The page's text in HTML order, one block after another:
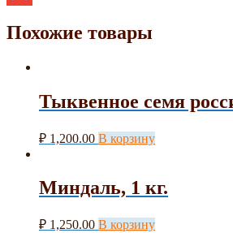
Похожие товары
Тыквенное семя
₽ 1,200.00 В корзину
Миндаль, 1 кг.
₽ 1,250.00 В корзину